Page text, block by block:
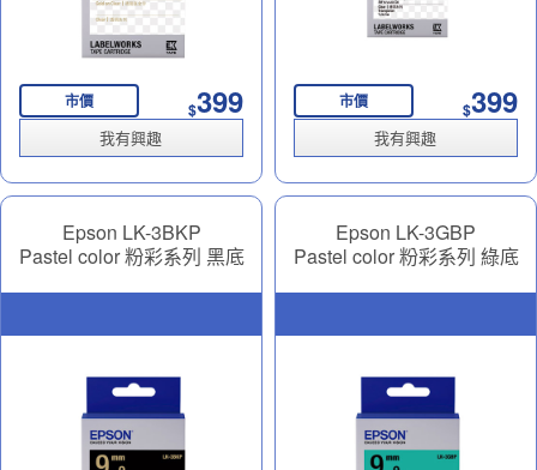
市價 $399
我有興趣
市價 $399
我有興趣
Epson LK-3BKP
Pastel color 粉彩系列 黑底
Epson LK-3GBP
Pastel color 粉彩系列 綠底